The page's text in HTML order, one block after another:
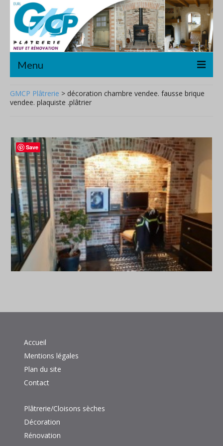
Menu
Accueil
Rénovation
A propos
Contact
GMCP Plâtrerie > décoration chambre vendee. fausse brique
vendee. plaquiste .plâtrier
Accueil
Mentions légales
Plan du site
Contact
Plâtrerie/Cloisons sèches
Décoration
Rénovation
Save